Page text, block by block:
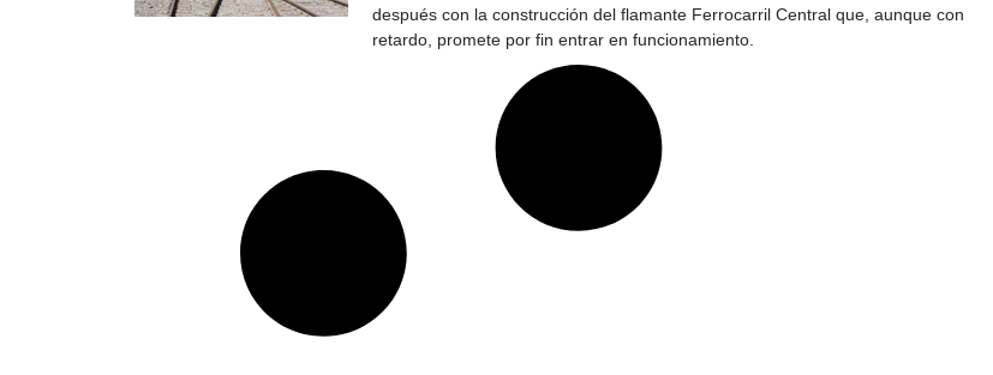
después con la construcción del flamante Ferrocarril Central que, aunque con
retardo, promete por fin entrar en funcionamiento.